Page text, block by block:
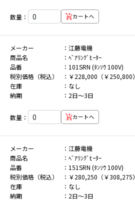
数量： カートへ
メーカー
江藤電機
商品名
ﾍﾞｱﾘﾝｸﾞﾋｰﾀｰ
品番
101SRN (ﾀﾝｿｳ 100V)
税別価格（税込）
￥228,000（￥250,800）
在庫
なし
納期
2日～3日
数量： カートへ
メーカー
江藤電機
商品名
ﾍﾞｱﾘﾝｸﾞﾋｰﾀｰ
品番
151SRN (ﾀﾝｿｳ 100V)
税別価格（税込）
￥280,250（￥308,275）
在庫
なし
納期
2日～3日